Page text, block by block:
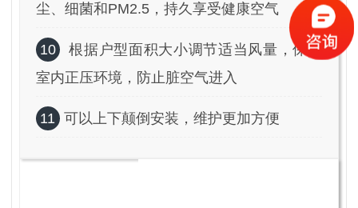
尘、细菌和PM2.5，持久享受健康空气
10 根据户型面积大小调节适当风量，保持
室内正压环境，防止脏空气进入
11 可以上下颠倒安装，维护更加方便